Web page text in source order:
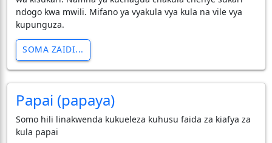
ndogo kwa mwili. Mifano ya vyakula vya kula na vile vya
kupunguza.
SOMA ZAIDI...
Papai (papaya)
Somo hili linakwenda kukueleza kuhusu faida za kiafya za
kula papai